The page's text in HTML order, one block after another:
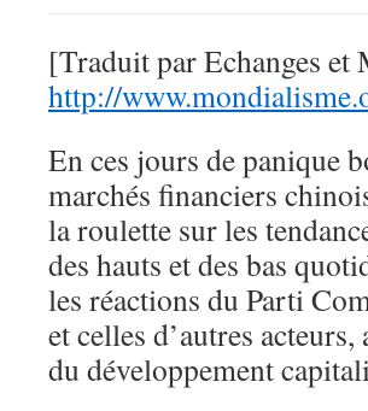
[Traduit par Echanges et
http://
En ces jours de panique
marchés financiers
la roulette sur les
des hauts et des bas
les réactions du Parti
et celles d’autres
du développement